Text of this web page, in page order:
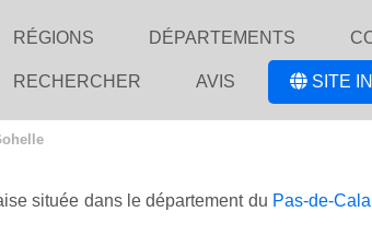
RÉGIONS DÉPARTEMENTS
RECHERCHER AVIS SITE
située dans le département du Pas-de-